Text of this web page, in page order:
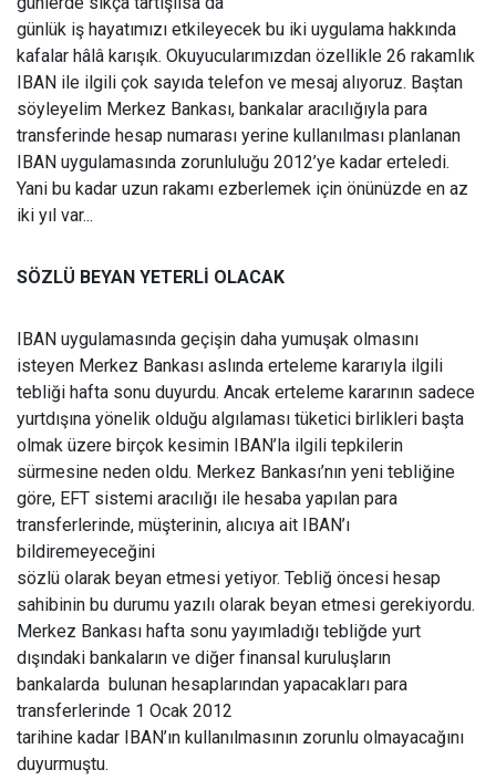
günlük iş hayatımızı etkileyecek bu iki uygulama hakkında
kafalar hâlâ karışık. Okuyucularımızdan özellikle 26 rakamlık
IBAN ile ilgili çok sayıda telefon ve mesaj alıyoruz. Baştan
söyleyelim Merkez Bankası, bankalar aracılığıyla para
transferinde hesap numarası yerine kullanılması planlanan
IBAN uygulamasında zorunluluğu 2012’ye kadar erteledi.
Yani bu kadar uzun rakamı ezberlemek için önünüzde en az
iki yıl var...
SÖZLÜ BEYAN YETERLİ OLACAK
IBAN uygulamasında geçişin daha yumuşak olmasını
isteyen Merkez Bankası aslında erteleme kararıyla ilgili
tebliği hafta sonu duyurdu. Ancak erteleme kararının sadece
yurtdışına yönelik olduğu algılaması tüketici birlikleri başta
olmak üzere birçok kesimin IBAN’la ilgili tepkilerin
sürmesine neden oldu. Merkez Bankası’nın yeni tebliğine
göre, EFT sistemi aracılığı ile hesaba yapılan para
transferlerinde, müşterinin, alıcıya ait IBAN’ı
bildiremeyeceğini
sözlü olarak beyan etmesi yetiyor. Tebliğ öncesi hesap
sahibinin bu durumu yazılı olarak beyan etmesi gerekiyordu.
Merkez Bankası hafta sonu yayımladığı tebliğde yurt
dışındaki bankaların ve diğer finansal kuruluşların
bankalarda bulunan hesaplarından yapacakları para
transferlerinde 1 Ocak 2012
tarihine kadar IBAN’ın kullanılmasının zorunlu olmayacağını
duyurmuştu.